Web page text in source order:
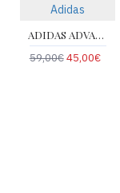
Adidas
ADIDAS ADVANTAGE 2.0 J ID3889
59,00€45,00€